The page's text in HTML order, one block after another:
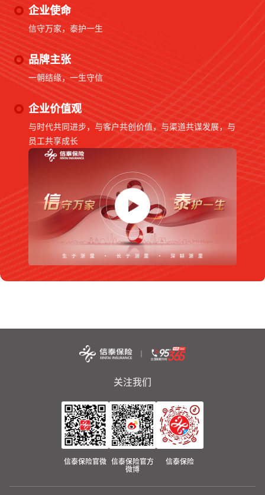
企业使命
信守万家，泰护一生
品牌主张
一朝结缘，一生守信
企业价值观
与时代共同进步，与客户共创价值，与渠道共谋发展，与
员工共享成长
关注我们
信泰保险官微
信泰保险官方
微博
信泰保险